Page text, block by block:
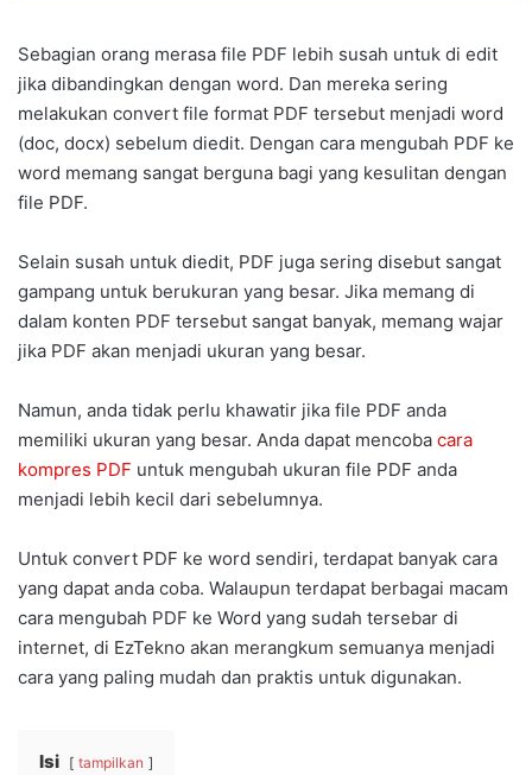
Sebagian orang merasa file PDF lebih susah untuk di edit
jika dibandingkan dengan word. Dan mereka sering
melakukan convert file format PDF tersebut menjadi word
(doc, docx) sebelum diedit. Dengan cara mengubah PDF ke
word memang sangat berguna bagi yang kesulitan dengan
file PDF.
Selain susah untuk diedit, PDF juga sering disebut sangat
gampang untuk berukuran yang besar. Jika memang di
dalam konten PDF tersebut sangat banyak, memang wajar
jika PDF akan menjadi ukuran yang besar.
Namun, anda tidak perlu khawatir jika file PDF anda
memiliki ukuran yang besar. Anda dapat mencoba cara
kompres PDF untuk mengubah ukuran file PDF anda
menjadi lebih kecil dari sebelumnya.
Untuk convert PDF ke word sendiri, terdapat banyak cara
yang dapat anda coba. Walaupun terdapat berbagai macam
cara mengubah PDF ke Word yang sudah tersebar di
internet, di EzTekno akan merangkum semuanya menjadi
cara yang paling mudah dan praktis untuk digunakan.
Isi tampilkan